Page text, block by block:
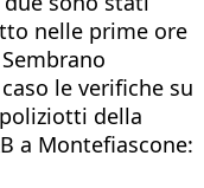
nelle prime ore
le verifiche su
della
a Montefiascone: